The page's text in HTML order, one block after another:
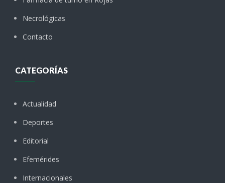
Necrológicas
Contacto
CATEGORÍAS
Actualidad
Deportes
Editorial
Efemérides
Internacionales